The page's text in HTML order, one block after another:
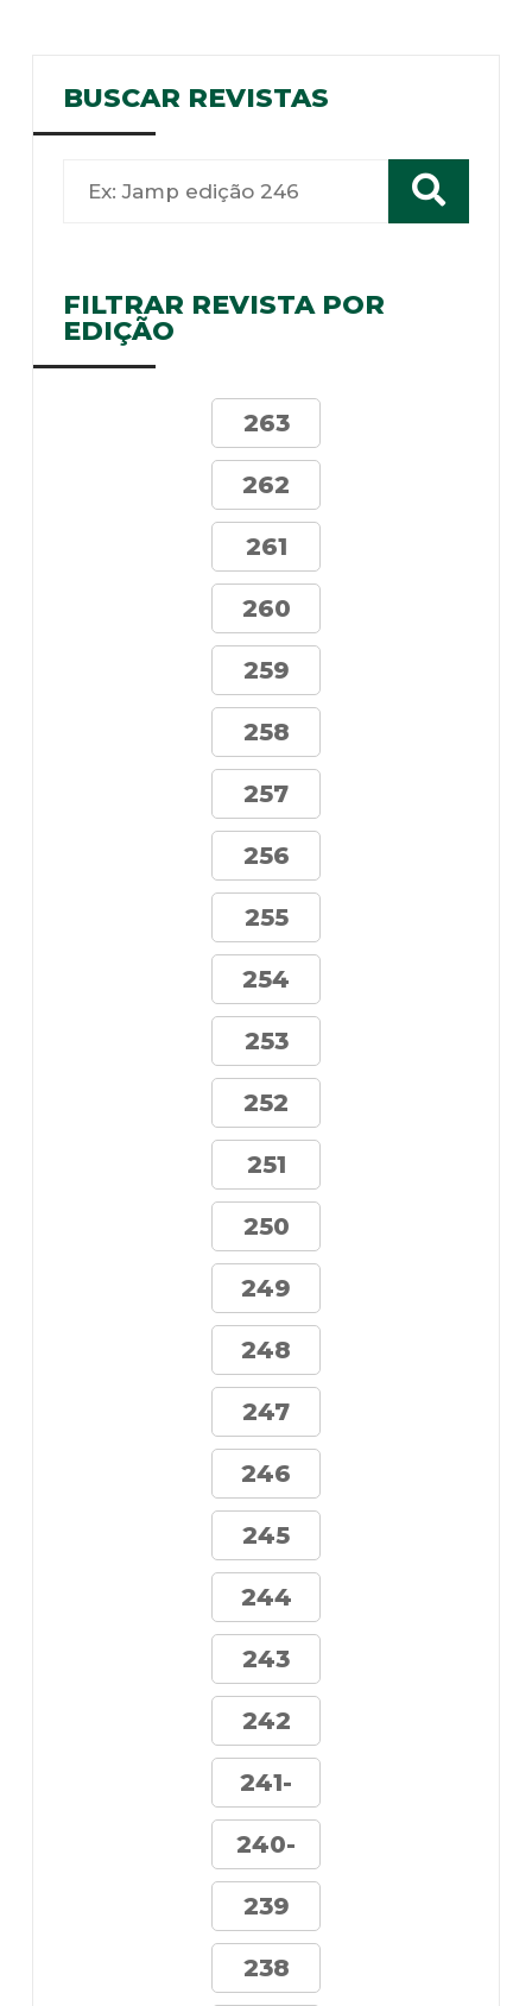
BUSCAR REVISTAS
FILTRAR REVISTA POR
EDIÇÃO
263
262
261
260
259
258
257
256
255
254
253
252
251
250
249
248
247
246
245
244
243
242
241-
240-
239
238